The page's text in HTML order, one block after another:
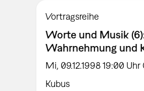
Vortragsreihe
Worte und Musik
Wahrnehmung und
Mi, 09.12.1998 19:00 Uhr
Kubus